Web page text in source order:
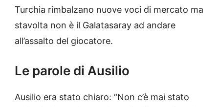
Turchia rimbalzano nuove voci di mercato ma
stavolta non è il Galatasaray ad andare
all’assalto del giocatore.
Le parole di Ausilio
Ausilio era stato chiaro: “Non c’è mai stato